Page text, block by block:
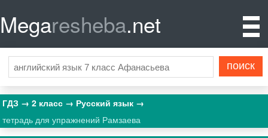
Megaresheba.net
ГДЗ 2 класс
Русский язык
тетрадь для упражнений Рамзаева